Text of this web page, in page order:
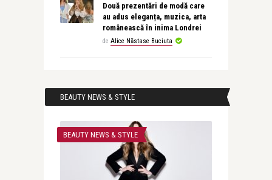
Două prezentări de modă care
au adus eleganța, muzica, arta
românească în inima Londrei
de Alice Năstase Buciuta
BEAUTY NEWS & STYLE
BEAUTY NEWS & STYLE